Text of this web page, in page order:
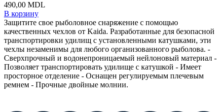
490,00 MDL
В корзину
Защитите свое рыболовное снаряжение с помощью
качественных чехлов от Kaida. Разработанные для безопасной
транспортировки удилищ с установленными катушками, эти
чехлы незаменимы для любого организованного рыболова. -
Сверхпрочный и водонепроницаемый нейлоновый материал -
Позволяет транспортировать удилище с катушкой - Имеет
просторное отделение - Оснащен регулируемым плечевым
ремнем - Прочные двойные молнии.